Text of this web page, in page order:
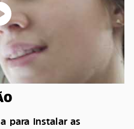
para instalar as